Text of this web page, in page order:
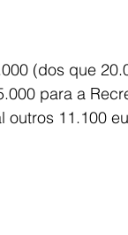
(dos que
para a
outros 11.100